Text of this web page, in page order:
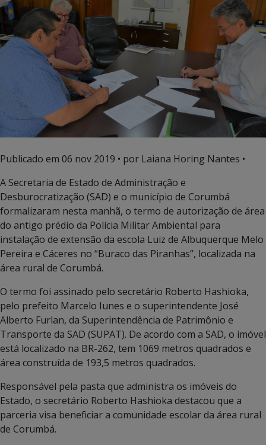
Publicado em 06 nov 2019 • por Laiana Horing Nantes •
A Secretaria de Estado de Administração e
Desburocratização (SAD) e o município de Corumbá
formalizaram nesta manhã, o termo de autorização de área
do antigo prédio da Polícia Militar Ambiental para
instalação de extensão da escola Luiz de Albuquerque Melo
Pereira e Cáceres no “Buraco das Piranhas”, localizada na
área rural de Corumbá.
O termo foi assinado pelo secretário Roberto Hashioka,
pelo prefeito Marcelo Iunes e o superintendente José
Alberto Furlan, da Superintendência de Patrimônio e
Transporte da SAD (SUPAT). De acordo com a SAD, o imóvel
está localizado na BR-262, tem 1069 metros quadrados e
área construída de 193,5 metros quadrados.
Responsável pela pasta que administra os imóveis do
Estado, o secretário Roberto Hashioka destacou que a
parceria visa beneficiar a comunidade escolar da área rural
de Corumbá.